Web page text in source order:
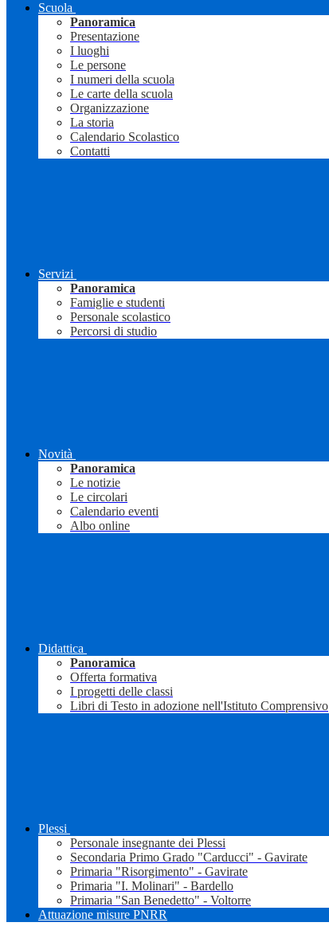
Scuola
Panoramica
Presentazione
I luoghi
Le persone
I numeri della scuola
Le carte della scuola
Organizzazione
La storia
Calendario Scolastico
Contatti
Servizi
Panoramica
Famiglie e studenti
Personale scolastico
Percorsi di studio
Novità
Panoramica
Le notizie
Le circolari
Calendario eventi
Albo online
Didattica
Panoramica
Offerta formativa
I progetti delle classi
Libri di Testo in adozione nell'Istituto Comprensivo
Plessi
Personale insegnante dei Plessi
Secondaria Primo Grado "Carducci" - Gavirate
Primaria "Risorgimento" - Gavirate
Primaria "I. Molinari" - Bardello
Primaria "San Benedetto" - Voltorre
Attuazione misure PNRR